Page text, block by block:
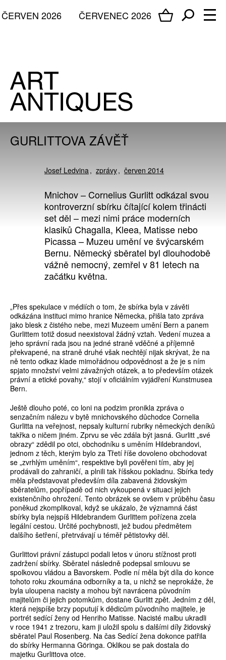
ČERVENEC 2026
ČERVEN 2026
GURLITTOVA ZÁVĚŤ
Josef Ledvina zprávy červen 2014
Mnichov – Cornelius Gurlitt odkázal svou
kontroverzní sbírku čítající kolem třinácti
set děl – mezi nimi práce moderních
klasiků Chagalla, Kleea, Matisse nebo
Picassa – Muzeu umění ve švýcarském
Bernu. Německý sběratel byl dlouhodobě
vážně nemocný, zemřel v 81 letech na
začátku května.
„Přes spekulace v médiích o tom, že sbírka byla v závěti
odkázána instituci mimo hranice Německa, přišla tato zpráva
jako blesk z čistého nebe, mezi Muzeem umění Bern a panem
Gurlittem totiž dosud neexistoval žádný vztah. Vedení muzea a
jeho správní rada jsou na jedné straně vděčné a příjemně
překvapené, na straně druhé však nechtějí nijak skrývat, že na
ně tento odkaz klade mimořádnou odpovědnost a že je s ním
spjato množství velmi závažných otázek, a to především otázek
právní a etické povahy,“ stojí v oficiálním vyjádření Kunstmusea
Bern.
Ještě dlouho poté, co loni na podzim pronikla zpráva o
senzačním nálezu v bytě mnichovského důchodce Cornelia
Gurlitta na veřejnost, nepsaly kulturní rubriky německých deníků
takřka o ničem jiném. Zprvu se věc zdála být jasná. Gurlitt „své
obrazy“ zdědil po otci, obchodníku s uměním Hildebrandovi,
jednom z těch, kterým bylo za Třetí říše dovoleno obchodovat
se „zvrhlým uměním“, respektive byli pověřeni tím, aby jej
prodávali do zahraničí, a plnili tak říšskou pokladnu. Sbírka tedy
měla představovat především díla zabavená židovským
sběratelům, popřípadě od nich vykoupená v situaci jejich
existenčního ohrožení. Tento obrázek se ovšem v průběhu času
poněkud zkomplikoval, když se ukázalo, že významná část
sbírky byla nejspíš Hildebrandem Gurlittem pořízena zcela
legální cestou. Určité pochybnosti, jež budou předmětem
dalšího šetření, přetrvávají u téměř pětistovky děl.
Gurlittovi právní zástupci podali letos v únoru stížnost proti
zadržení sbírky. Sběratel následně podepsal smlouvu se
spolkovou vládou a Bavorskem. Podle ní měla být díla do konce
tohoto roku zkoumána odborníky a ta, u nichž se neprokáže, že
byla uloupena nacisty a mohou být navrácena původním
majitelům či jejich potomkům, dostane Gurlitt zpět. Jedním z děl,
která nejspíše brzy poputují k dědicům původního majitele, je
portrét sedící ženy od Henriho Matisse. Nacisté malbu ukradli
v roce 1941 z trezoru, kam ji uložil spolu s dalšími díly židovský
sběratel Paul Rosenberg. Na čas Sedící žena dokonce patřila
do sbírky Hermanna Göringa. Oklikou se pak dostala do
majetku Gurlittova otce.